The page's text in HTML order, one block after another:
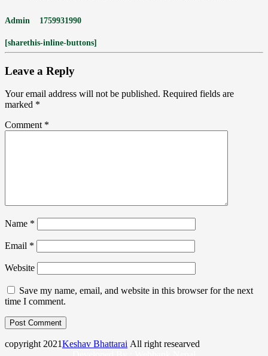
Admin 1759931990
[sharethis-inline-buttons]
Leave a Reply
Your email address will not be published. Required fields are
marked *
Comment *
Name *
Email *
Website
Save my name, email, and website in this browser for the next
time I comment.
copyright 2021Keshav Bhattarai All right researved